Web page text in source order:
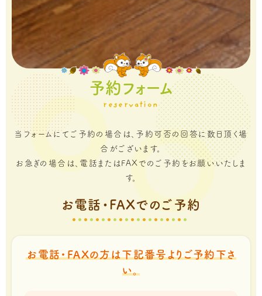
予約フォーム
reservation
当フォームにてご予約の場合は、予約可否の回答に数日頂く場
合がございます。
お急ぎの場合は、電話またはFAXでのご予約をお願いいたしま
す。
お電話・FAXでのご予約
お電話・FAXの方は下記番号よりご予約下さ
い。